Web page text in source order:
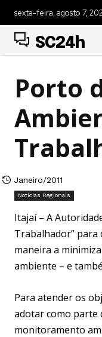
sexta-feira, agosto 7,
SC24h
Porto
Janeiro/2011
Notícias Regionais
Itajaí – A
Trabalhador” para
maneira a
ambiente – e
Para atender os
adotar como parte
monitoramento